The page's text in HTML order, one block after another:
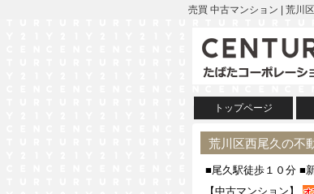
売買 中古マンション | 荒川
トップページ
荒川区西尾久の不
■尾久駅徒歩１０分 ■
【中古マンション】